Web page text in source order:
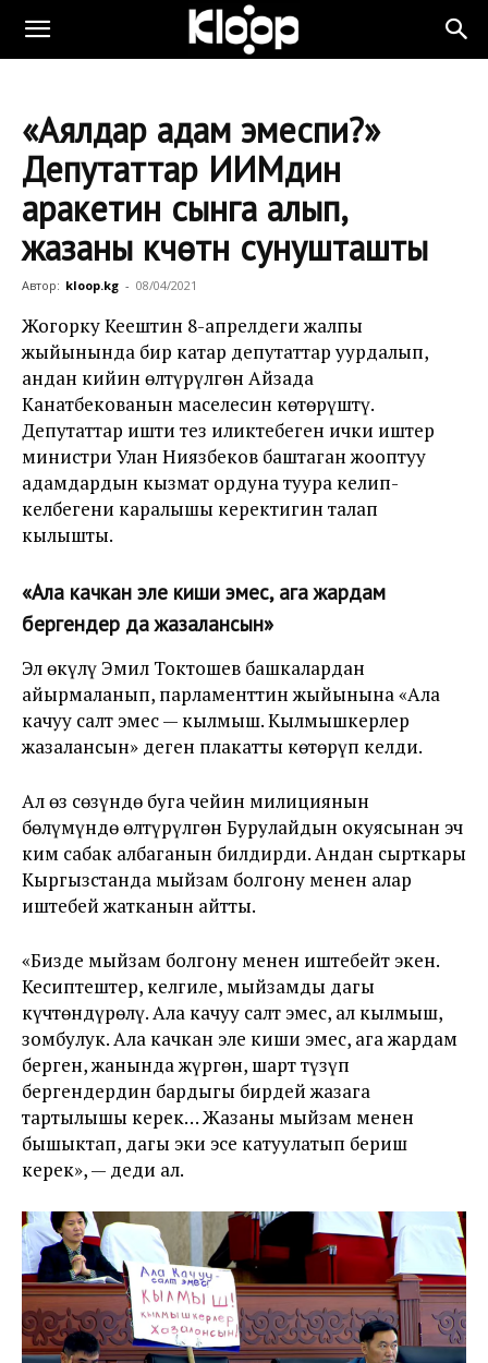
«Аялдар адам эмеспи?»
Депутаттар ИИМдин
аракетин сынга алып,
жазаны күчөтүүнү сунушташты
Автор: kloop.kg - 08/04/2021
Жогорку Кеңештин 8-апрелдеги жалпы
жыйынында бир катар депутаттар уурдалып,
андан кийин өлтүрүлгөн Айзада
Канатбекованын маселесин көтөрүштү.
Депутаттар ишти тез иликтебеген ички иштер
министри Улан Ниязбеков баштаган жооптуу
адамдардын кызмат ордуна туура келип-
келбегени каралышы керектигин талап
кылышты.
«Ала качкан эле киши эмес, ага жардам
бергендер да жазалансын»
Эл өкүлү Эмил Токтошев башкалардан
айырмаланып, парламенттин жыйынына «Ала
качуу салт эмес — кылмыш. Кылмышкерлер
жазалансын» деген плакатты көтөрүп келди.
Ал өз сөзүндө буга чейин милициянын
бөлүмүндө өлтүрүлгөн Бурулайдын окуясынан эч
ким сабак албаганын билдирди. Андан сырткары
Кыргызстанда мыйзам болгону менен алар
иштебей жатканын айтты.
«Бизде мыйзам болгону менен иштебейт экен.
Кесиптештер, келгиле, мыйзамды дагы
күчтөндүрөлү. Ала качуу салт эмес, ал кылмыш,
зомбулук. Ала качкан эле киши эмес, ага жардам
берген, жанында жүргөн, шарт түзүп
бергендердин бардыгы бирдей жазага
тартылышы керек… Жазаны мыйзам менен
бышыктап, дагы эки эсе катуулатып бериш
керек», — деди ал.